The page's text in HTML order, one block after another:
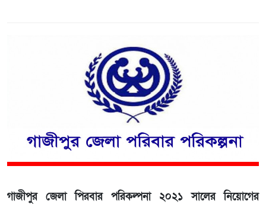
গাজীপুর জেলা পিরবার পরিকল্পনা ২০২১ সালের নিয়োগের